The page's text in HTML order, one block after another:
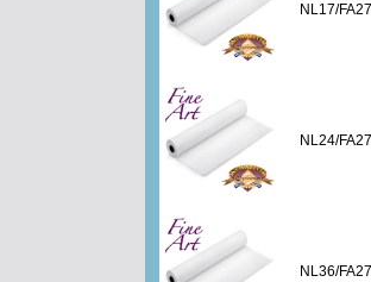
NL17/
NL24/
NL36/